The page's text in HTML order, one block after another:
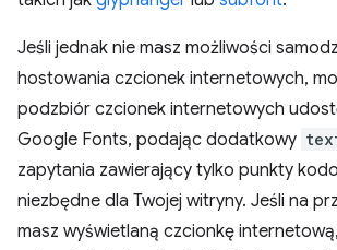
Jeśli jednak nie masz możliwości
hostowania czcionek internetowych,
podzbiór czcionek internetowych
Google Fonts, podając dodatkowy
zapytania zawierający tylko punkty
niezbędne dla Twojej witryny. Jeśli na
masz wyświetlaną czcionkę